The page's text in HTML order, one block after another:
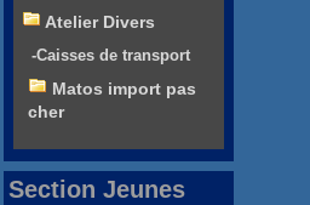
Atelier Divers
-Caisses de transport
Matos import pas
cher
Section Jeunes